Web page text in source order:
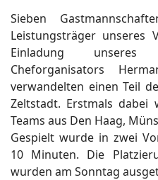
Sieben
Leistungsträger unseres
Einladung unseres
Cheforganisators
verwandelten einen Teil
Zeltstadt. Erstmals dabei
Teams aus Den Haag,
Gespielt wurde in zwei
10 Minuten. Die
wurden am Sonntag